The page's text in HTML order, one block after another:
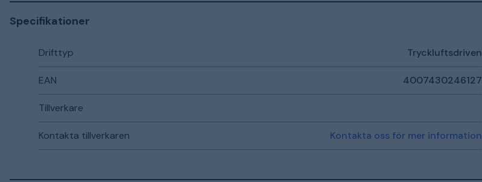
Specifikationer
Drifttyp Tryckluftsdriven
EAN 4007430246127
Tillverkare
Kontakta tillverkaren Kontakta oss för mer information